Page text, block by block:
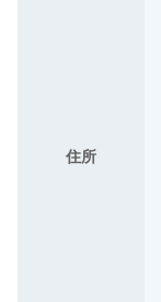
住所